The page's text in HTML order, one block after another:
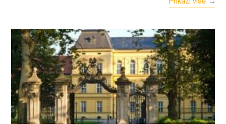
Prikaži više